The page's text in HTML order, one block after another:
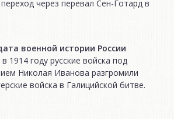
через перевал Сен-Готард в
военной истории России
1914 году русские войска под
Николая Иванова разгромили
войска в Галицийской битве.